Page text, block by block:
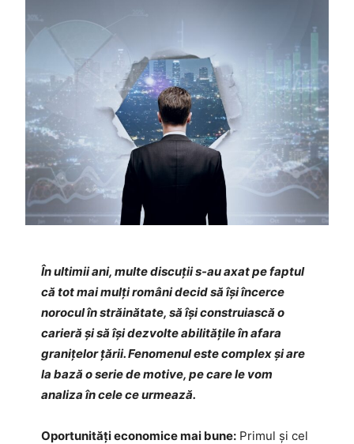
În ultimii ani, multe discuții s-au axat pe faptul
că tot mai mulți români decid să își încerce
norocul în străinătate, să își construiască o
carieră și să își dezvolte abilitățile în afara
granițelor țării. Fenomenul este complex și are
la bază o serie de motive, pe care le vom
analiza în cele ce urmează.
Oportunități economice mai bune: Primul și cel